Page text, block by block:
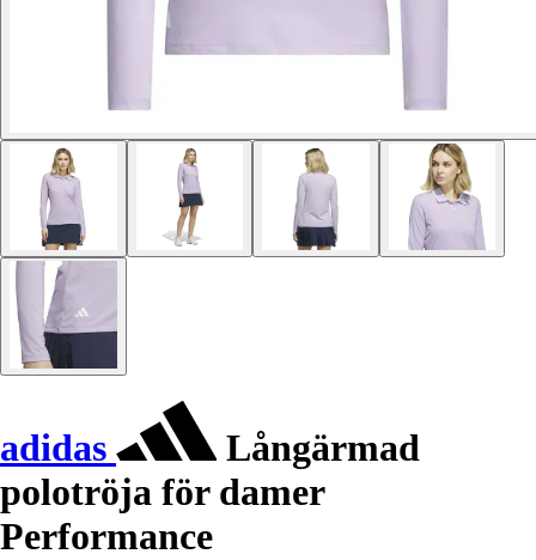
adidas
Långärmad
polotröja för damer
Performance